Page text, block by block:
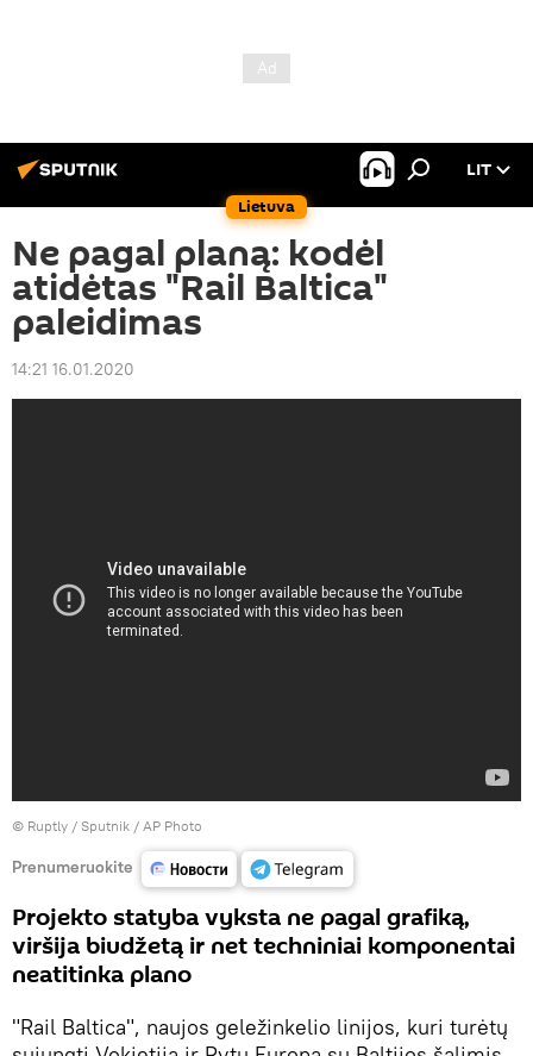
Lietuva
LIT
Ne pagal planą: kodėl
atidėtas "Rail Baltica"
paleidimas
14:21 16.01.2020
© Ruptly / Sputnik / AP Photo
Prenumeruokite
Projekto statyba vyksta ne pagal grafiką,
viršija biudžetą ir net techniniai komponentai
neatitinka plano
"Rail Baltica", naujos geležinkelio linijos, kuri turėtų